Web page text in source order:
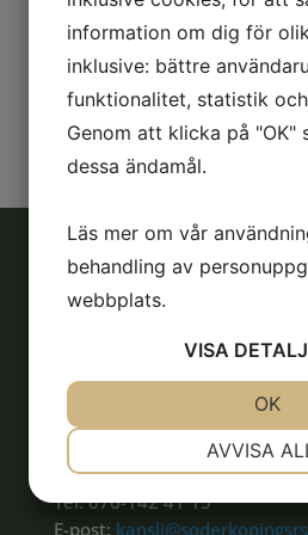
alla som vill välkomna att delta,
åskådare på övriga.
TEORIVECKA v15 2025
Adress
Söderköpings Ryttarsällskap
Liljerumsvägen
Kontakt
Tel: 076-142 41 15
E-post:
information om dig för
inklusive: bättre
funktionalitet, statistik
Genom att klicka på "OK"
dessa ändamål.
Läs mer om vår
behandling av
webbplats.
VISA
MARKNADSFÖRING
AVVISA
OK